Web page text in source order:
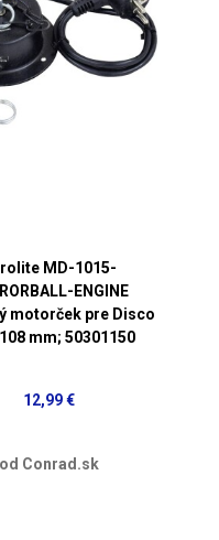
MD-1015-
ENGINE
motorček pre Disco
mm; 50301150
12,99 €
od Conrad.sk